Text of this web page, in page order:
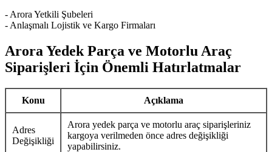
- Arora Yetkili Şubeleri
- Anlaşmalı Lojistik ve Kargo Firmaları
Arora Yedek Parça ve Motorlu Araç
Siparişleri İçin Önemli Hatırlatmalar
Konu Açıklama
Adres
Değişikliği
Arora yedek parça ve motorlu araç siparişleriniz
kargoya verilmeden önce adres değişikliği
yapabilirsiniz.